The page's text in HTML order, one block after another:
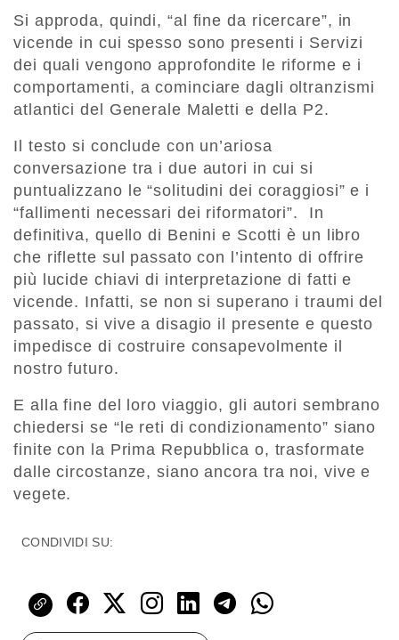
Si approda, quindi, “al fine da ricercare”, in
vicende in cui spesso sono presenti i Servizi
dei quali vengono approfondite le riforme e i
comportamenti, a cominciare dagli oltranzismi
atlantici del Generale Maletti e della P2.
Il testo si conclude con un’ariosa
conversazione tra i due autori in cui si
puntualizzano le “solitudini dei coraggiosi” e i
“fallimenti necessari dei riformatori”. In
definitiva, quello di Benini e Scotti è un libro
che riflette sul passato con l’intento di offrire
più lucide chiavi di interpretazione di fatti e
vicende. Infatti, se non si superano i traumi del
passato, si vive a disagio il presente e questo
impedisce di costruire consapevolmente il
nostro futuro.
E alla fine del loro viaggio, gli autori sembrano
chiedersi se “le reti di condizionamento” siano
finite con la Prima Repubblica o, trasformate
dalle circostanze, siano ancora tra noi, vive e
vegete.
CONDIVIDI SU: